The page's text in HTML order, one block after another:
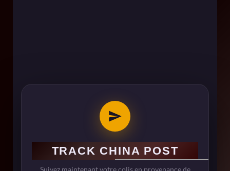
TRACK CHINA POST
Suivez maintenant votre colis en provenance de